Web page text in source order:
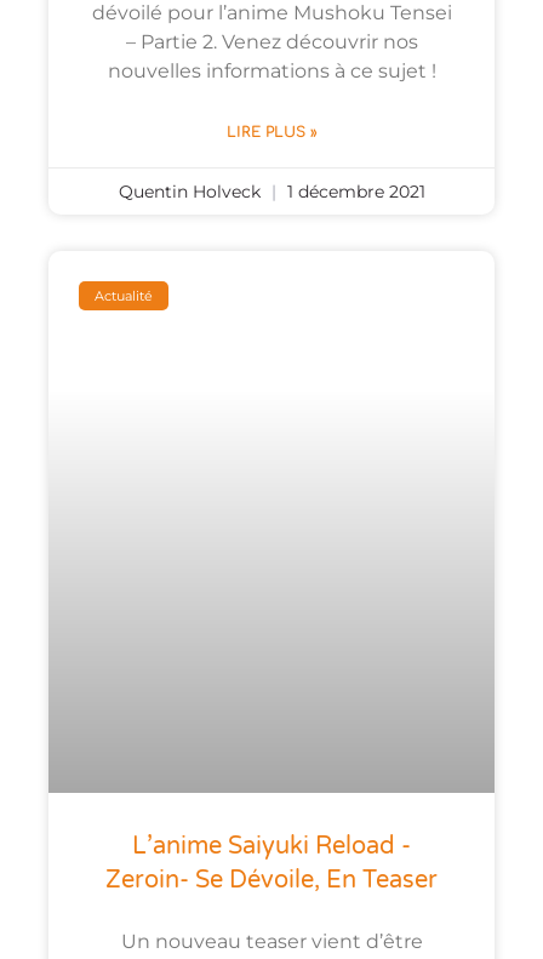
dévoilé pour l’anime Mushoku Tensei
– Partie 2. Venez découvrir nos
nouvelles informations à ce sujet !
LIRE PLUS »
Quentin Holveck 1 décembre 2021
Actualité
L’anime Saiyuki Reload -
Zeroin- Se Dévoile, En Teaser
Un nouveau teaser vient d’être